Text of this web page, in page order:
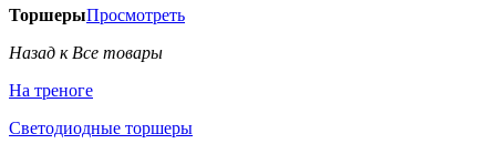
ТоршерыПросмотреть
Назад к Все товары
На треноге
Светодиодные торшеры